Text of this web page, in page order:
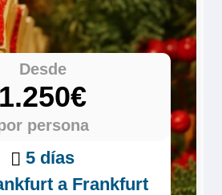
Desde
1.250€
persona
5 días
a Frankfurt